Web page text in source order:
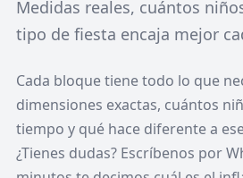
Medidas reales, cuántos
tipo de fiesta encaja mejor
Cada bloque tiene todo lo que
dimensiones exactas, cuántos
tiempo y qué hace diferente a
¿Tienes dudas? Escríbenos por